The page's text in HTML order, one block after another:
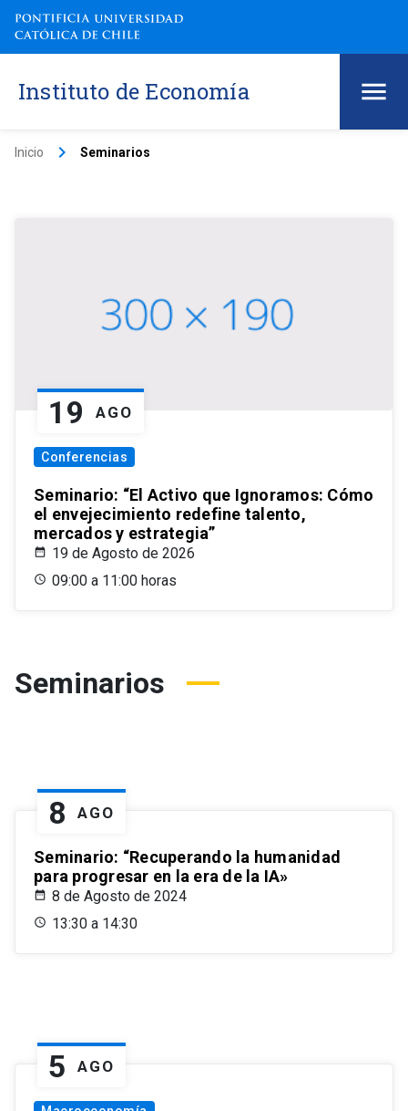
Instituto de Economía
Inicio keyboard_arrow_right Seminarios
19 AGO
Conferencias
Seminario: “El Activo que Ignoramos: Cómo
el envejecimiento redefine talento,
mercados y estrategia”
19 de Agosto de 2026
09:00 a 11:00 horas
Seminarios
8 AGO
Seminario: “Recuperando la humanidad
para progresar en la era de la IA»
8 de Agosto de 2024
13:30 a 14:30
5 AGO